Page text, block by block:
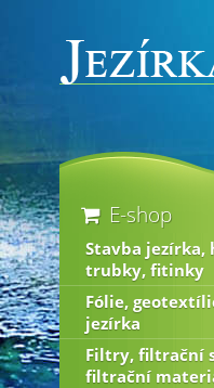
E-shop
Stavba jezírka,
trubky, fitinky
Fólie,
jezírka
Filtry, filtrační
filtrační